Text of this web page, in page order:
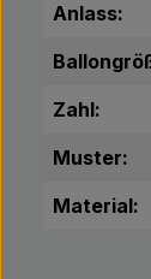
Anlass:
Zahl:
Muster:
Material: